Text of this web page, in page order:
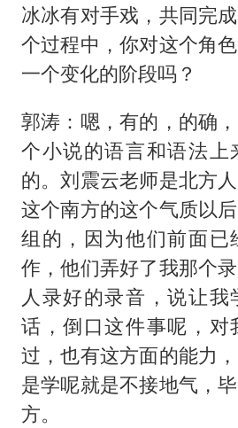
冰冰有对手戏，共同完
个过程中，你对这个角
一个变化的阶段吗？
郭涛：嗯，有的，的确
个小说的语言和语法上
的。刘震云老师是北方
这个南方的这个气质以
组的，因为他们前面已
作，他们弄好了我那个
人录好的录音，说让我
话，倒口这件事呢，对
过，也有这方面的能力
是学呢就是不接地气，
方。